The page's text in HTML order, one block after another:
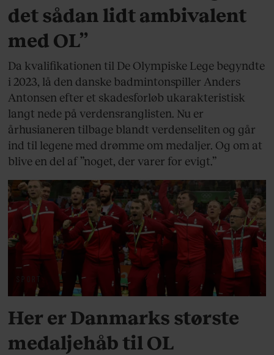
det sådan lidt ambivalent
med OL”
Da kvalifikationen til De Olympiske Lege begyndte
i 2023, lå den danske badmintonspiller Anders
Antonsen efter et skadesforløb ukarakteristisk
langt nede på verdensranglisten. Nu er
århusianeren tilbage blandt verdenseliten og går
ind til legene med drømme om medaljer. Og om at
blive en del af ”noget, der varer for evigt.”
Her er Danmarks største
medaljehåb til OL